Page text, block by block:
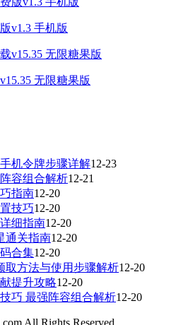
v1.3 手机版
无限糖果版
机令牌步骤详解12-23
容组合解析12-21
指南12-20
技巧12-20
细指南12-20
通关指南12-20
合集12-20
取方法与使用步骤解析12-20
提升攻略12-20
巧 最强阵容组合解析12-20
All Rights Reserved.